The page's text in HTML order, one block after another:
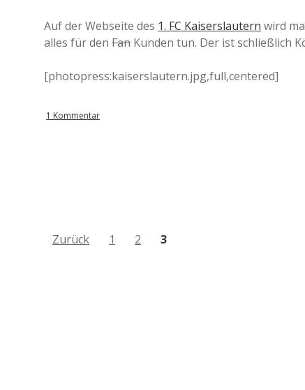
Auf der Webseite des 1. FC Kaiserslautern wird
alles für den Fan Kunden tun. Der ist schließlich
[photopress:kaiserslautern.jpg,full,centered]
1 Kommentar
B
Zurück 1 2 3